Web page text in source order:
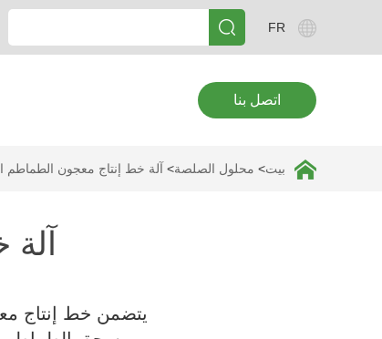
FR
اتصل بنا
بيت> محلول الصلصة> آلة خط إنتاج معجون الطماطم
يتضمن خط إنتاج